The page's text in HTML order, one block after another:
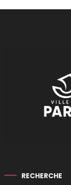
RECHERCHE